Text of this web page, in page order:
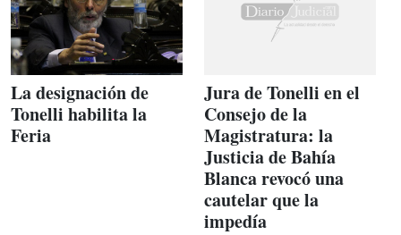
La designación de
Tonelli habilita la
Feria
Jura de Tonelli en el
Consejo de la
Magistratura: la
Justicia de Bahía
Blanca revocó una
cautelar que la
impedía